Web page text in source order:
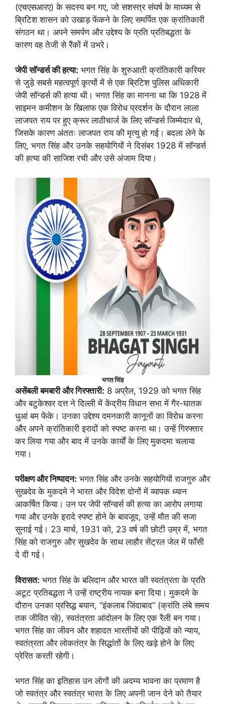
(एचएसआरए) के सदस्य बन गए, जो सशस्त्र संघर्ष के माध्यम से
ब्रिटिश शासन को उखाड़ फेंकने के लिए समर्पित एक क्रांतिकारी
संगठन था। अपने समर्पण और उद्देश्य के प्रति प्रतिबद्धता के
कारण वह तेजी से रैंकों में उभरे।
जेपी सॉन्डर्स की हत्या: भगत सिंह के शुरुआती क्रांतिकारी करियर
से जुड़े सबसे महत्वपूर्ण कृत्यों में से एक ब्रिटिश पुलिस अधिकारी
जेपी सॉन्डर्स की हत्या थी। भगत सिंह का मानना ​​था कि 1928 में
साइमन कमीशन के खिलाफ एक विरोध प्रदर्शन के दौरान लाला
लाजपत राय पर हुए क्रूर लाठीचार्ज के लिए सॉन्डर्स जिम्मेदार थे,
जिसके कारण अंततः लाजपत राय की मृत्यु हो गई। बदला लेने के
लिए, भगत सिंह और उनके सहयोगियों ने दिसंबर 1928 में सॉन्डर्स
की हत्या की साजिश रची और उसे अंजाम दिया।
भगत सिंह
असेंबली बमबारी और गिरफ्तारी: 8 अप्रैल, 1929 को भगत सिंह
और बटुकेश्वर दत्त ने दिल्ली में केंद्रीय विधान सभा में गैर-घातक
धुआं बम फेंके। उनका उद्देश्य दमनकारी कानूनों का विरोध करना
और अपने क्रांतिकारी इरादों को स्पष्ट करना था। उन्हें गिरफ्तार
कर लिया गया और बाद में उनके कार्यों के लिए मुकदमा चलाया
गया।
परीक्षण और निष्पादन: भगत सिंह और उनके सहयोगियों राजगुरु और
सुखदेव के मुकदमे ने भारत और विदेश दोनों में व्यापक ध्यान
आकर्षित किया। उन पर जेपी सॉन्डर्स की हत्या का आरोप लगाया
गया और उनके इरादे स्पष्ट होने के बावजूद, उन्हें मौत की सजा
सुनाई गई। 23 मार्च, 1931 को, 23 वर्ष की छोटी उम्र में, भगत
सिंह को राजगुरु और सुखदेव के साथ लाहौर सेंट्रल जेल में फाँसी
दे दी गई।
विरासत: भगत सिंह के बलिदान और भारत की स्वतंत्रता के प्रति
अटूट प्रतिबद्धता ने उन्हें राष्ट्रीय नायक बना दिया। मुकदमे के
दौरान उनका प्रसिद्ध बयान, “इंकलाब जिंदाबाद” (क्रांति लंबे समय
तक जीवित रहे), स्वतंत्रता आंदोलन के लिए एक रैली बन गया।
भगत सिंह का जीवन और शहादत भारतीयों की पीढ़ियों को न्याय,
स्वतंत्रता और लोकतंत्र के सिद्धांतों के लिए खड़े होने के लिए
प्रेरित करती रहेगी।
भगत सिंह का इतिहास उन लोगों की अदम्य भावना का प्रमाण है
जो स्वतंत्र और स्वतंत्र भारत के लिए अपनी जान देने को तैयार